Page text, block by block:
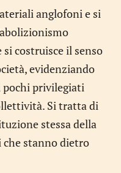
anglofoni e si
costruisce il senso
evidenziando
pochi privilegiati
Si tratta di
stessa della
stanno dietro